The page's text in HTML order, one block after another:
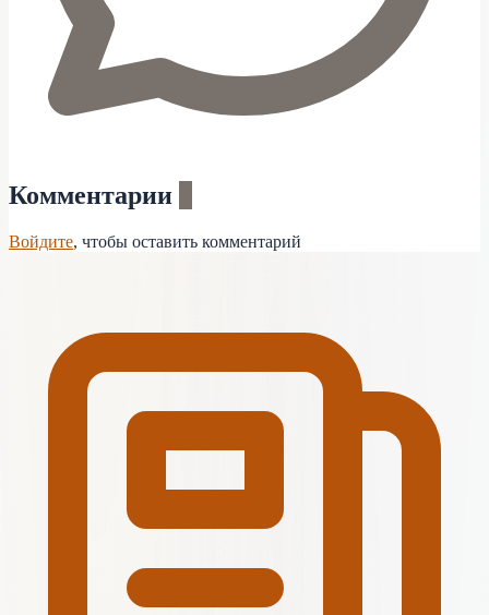
Комментарии
Войдите, чтобы оставить комментарий